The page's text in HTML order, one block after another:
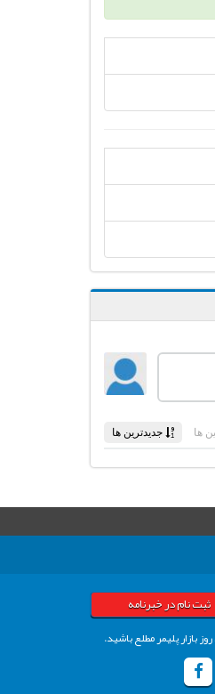
ثبت نام در خبرنامه
بازار پلیمر مطلع باشید.